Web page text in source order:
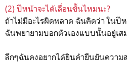
(2) ปีหน้าจะได้เลื่อนขั้นไหมนะ?
ถ้าไม่มีอะไรผิดพลาด ฉันคิดว่า ในปี
ฉันพยายามบอกตัวเองแบบนั้นอยู่เส
ลึกๆฉันคงอยากได้ยินคำยืนยันความ